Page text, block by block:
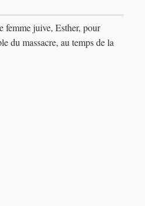
femme juive, Esther, pour
du massacre, au temps de la